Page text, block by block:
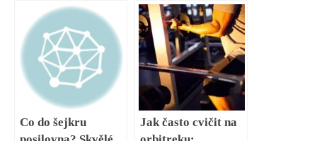
pro každého
přetížení trapézů:
Návod k provedení
Co do šejkru
Jak často cvičit na